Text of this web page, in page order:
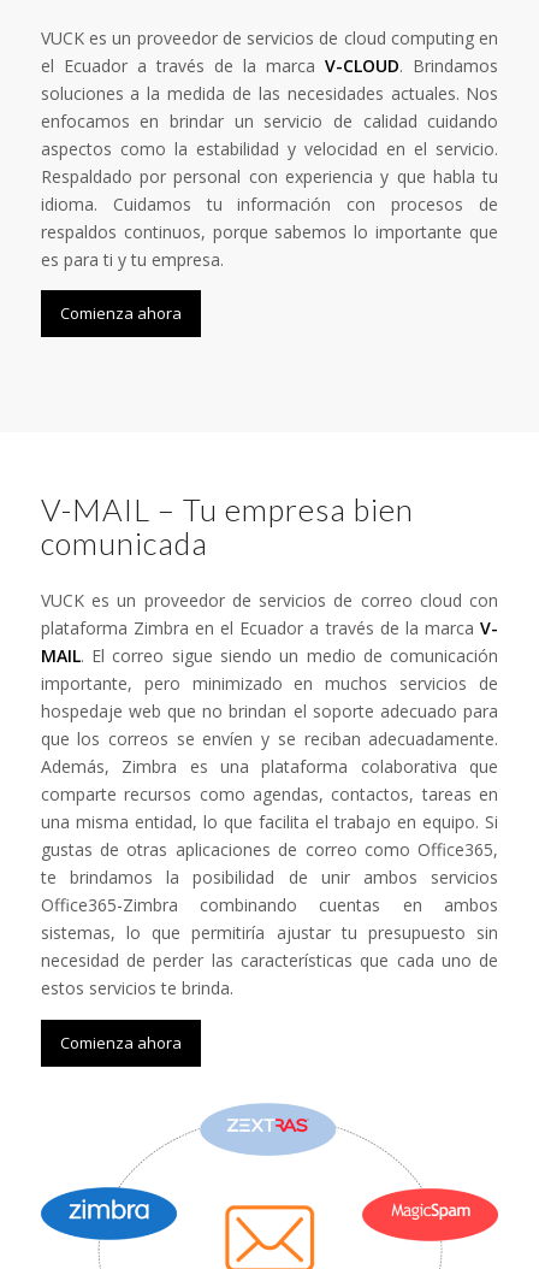
VUCK es un proveedor de servicios de cloud computing en
el Ecuador a través de la marcaV-CLOUD. Brindamos
soluciones a la medida de las necesidades actuales. Nos
enfocamos en brindar un servicio de calidad cuidando
aspectos como la estabilidad y velocidad en el servicio.
Respaldado por personal con experiencia y que habla tu
idioma. Cuidamos tu información con procesos de
respaldos continuos, porque sabemos lo importante que
es para ti y tu empresa.
Comienza ahora
V-MAIL – Tu empresa bien
comunicada
VUCK es un proveedor de servicios de correo cloud con
plataforma Zimbra en el Ecuador a través de la marcaV-
MAIL. El correo sigue siendo un medio de comunicación
importante, pero minimizado en muchos servicios de
hospedaje web que no brindan el soporte adecuado para
que los correos se envíen y se reciban adecuadamente.
Además, Zimbra es una plataforma colaborativa que
comparte recursos como agendas, contactos, tareas en
una misma entidad, lo que facilita el trabajo en equipo. Si
gustas de otras aplicaciones de correo como Office365,
te brindamos la posibilidad de unir ambos servicios
Office365-Zimbra combinando cuentas en ambos
sistemas, lo que permitiría ajustar tu presupuesto sin
necesidad de perder las características que cada uno de
estos servicios te brinda.
Comienza ahora